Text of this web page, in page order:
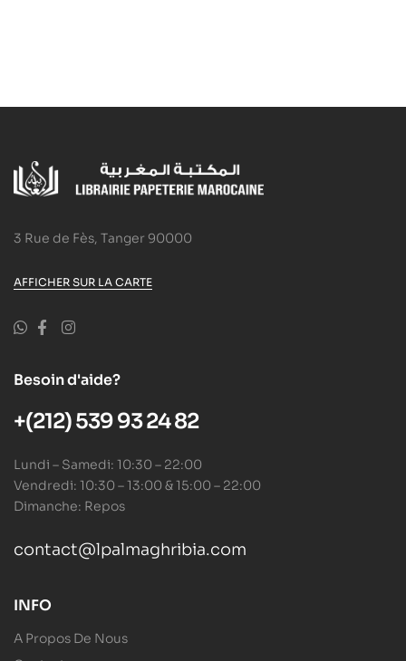
3 Rue de Fès, Tanger 90000
AFFICHER SUR LA CARTE
Besoin d'aide?
+(212) 539 93 24 82
Lundi – Samedi: 10:30 – 22:00
Vendredi: 10:30 – 13:00 & 15:00 – 22:00
Dimanche: Repos
contact@lpalmaghribia.com
INFO
A Propos De Nous